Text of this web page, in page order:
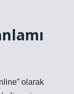
olarak